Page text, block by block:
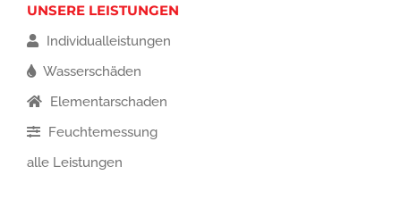
UNSERE LEISTUNGEN
Individualleistungen
Wasserschäden
Elementarschaden
Feuchtemessung
alle Leistungen